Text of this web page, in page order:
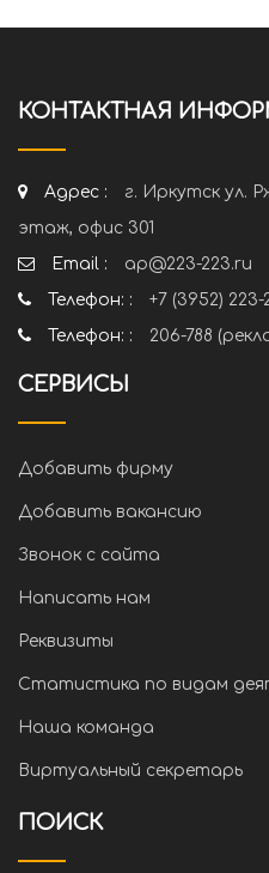
КОНТАКТНАЯ
Адрес :
г. Иркутск ул.
этаж, офис 301
Email :
ap@223-223.ru
Телефон: :
+7 (3952)
Телефон: :
206-788
СЕРВИСЫ
Добавить фирму
Добавить вакансию
Звонок с сайта
Написать нам
Реквизиты
Статистика по видам
Наша команда
Виртуальный секретарь
ПОИСК